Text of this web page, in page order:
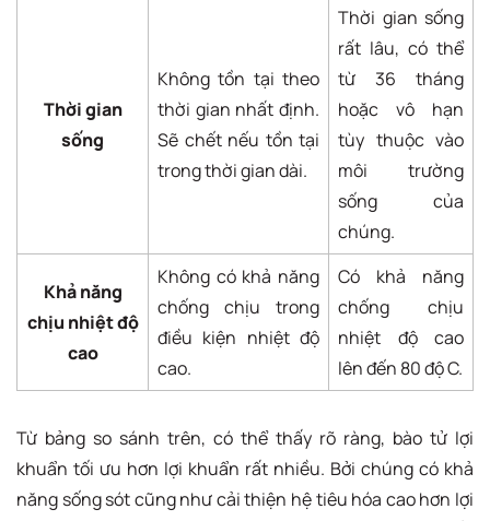
Thời gian
sống
Không tồn tại theo
thời gian nhất định.
Sẽ chết nếu tồn tại
trong thời gian dài.
Thời gian sống
rất lâu, có thể
từ 36 tháng
hoặc vô hạn
tùy thuộc vào
môi trường
sống của
chúng.
Khả năng
chịu nhiệt độ
cao
Không có khả năng
chống chịu trong
điều kiện nhiệt độ
cao.
Có khả năng
chống chịu
nhiệt độ cao
lên đến 80 độ C.
Từ bảng so sánh trên, có thể thấy rõ ràng, bào tử lợi
khuẩn tối ưu hơn lợi khuẩn rất nhiều. Bởi chúng có khả
năng sống sót cũng như cải thiện hệ tiêu hóa cao hơn lợi